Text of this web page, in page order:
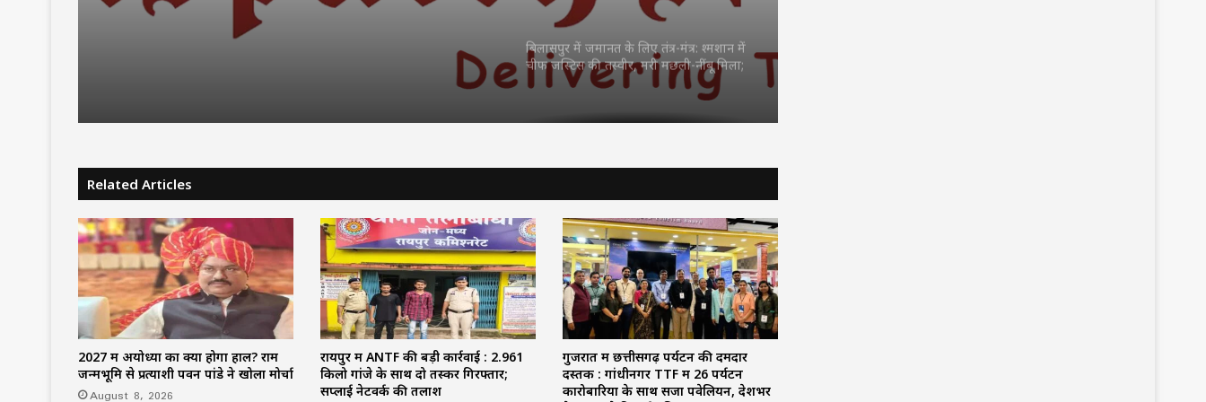
बिलासपुर में जमानत के लिए तंत्र-मंत्र: श्मशान में
चीफ जस्टिस की तस्वीर, मरी मछली-नींबू मिला;
पुलिस बोली—‘ये क्या कर रहे हो?’
मिलेगा चावल
मामला, परीक्षा रद्द कर दोबारा कराने और CBI
जांच की मांग
CM Vijay faces setback: परिसीमन बैठक से
37 सांसद गायब, DMK समेत कई दलों ने किया
बहिष्कार
BCCI Big Decision : खिलाड़ियों की बढ़ती
चोटों पर BCCI एक्टिव, VVS लक्ष्मण के साथ
Related Articles
2027 में अयोध्या का क्या होगा हाल? राम
जन्मभूमि से प्रत्याशी पवन पांडे ने खोला मोर्चा
August 8, 2026
रायपुर में ANTF की बड़ी कार्रवाई : 2.961
किलो गांजे के साथ दो तस्कर गिरफ्तार;
सप्लाई नेटवर्क की तलाश
गुजरात में छत्तीसगढ़ पर्यटन की दमदार
दस्तक : गांधीनगर TTF में 26 पर्यटन
कारोबारियों के साथ सजा पवेलियन, देशभर